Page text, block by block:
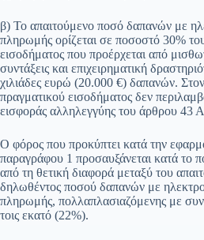
β) Το απαιτούμενο ποσό δαπανών με
πληρωμής ορίζεται σε ποσοστό 30%
εισοδήματος που προέρχεται από
συντάξεις και επιχειρηματική
χιλιάδες ευρώ (20.000 €) δαπανών.
πραγματικού εισοδήματος δεν
εισφοράς αλληλεγγύης του άρθρου 43
Ο φόρος που προκύπτει κατά την
παραγράφου 1 προσαυξάνεται κατά το
από τη θετική διαφορά μεταξύ του
δηλωθέντος ποσού δαπανών με
πληρωμής, πολλαπλασιαζόμενης με
τοις εκατό (22%).